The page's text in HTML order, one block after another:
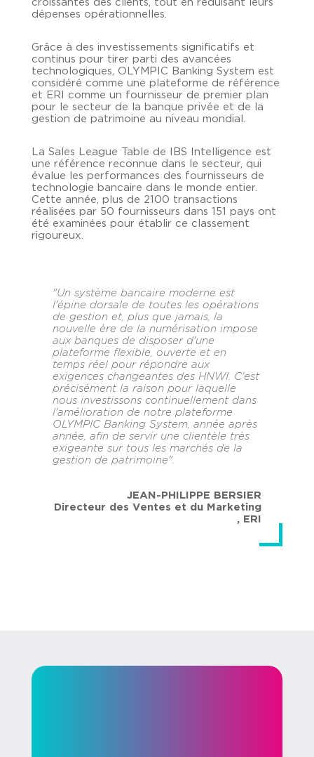
croissantes des clients, tout en réduisant leurs
dépenses opérationnelles.
Grâce à des investissements significatifs et
continus pour tirer parti des avancées
technologiques, OLYMPIC Banking System est
considéré comme une plateforme de référence
et ERI comme un fournisseur de premier plan
pour le secteur de la banque privée et de la
gestion de patrimoine au niveau mondial.
La Sales League Table de IBS Intelligence est
une référence reconnue dans le secteur, qui
évalue les performances des fournisseurs de
technologie bancaire dans le monde entier.
Cette année, plus de 2100 transactions
réalisées par 50 fournisseurs dans 151 pays ont
été examinées pour établir ce classement
rigoureux.
"Un système bancaire moderne est
l'épine dorsale de toutes les opérations
de gestion et, plus que jamais, la
nouvelle ère de la numérisation impose
aux banques de disposer d'une
plateforme flexible, ouverte et en
temps réel pour répondre aux
exigences changeantes des HNWI. C'est
précisément la raison pour laquelle
nous investissons continuellement dans
l'amélioration de notre plateforme
OLYMPIC Banking System, année après
année, afin de servir une clientèle très
exigeante sur tous les marchés de la
gestion de patrimoine".
JEAN-PHILIPPE BERSIER
Directeur des Ventes et du Marketing
,
ERI